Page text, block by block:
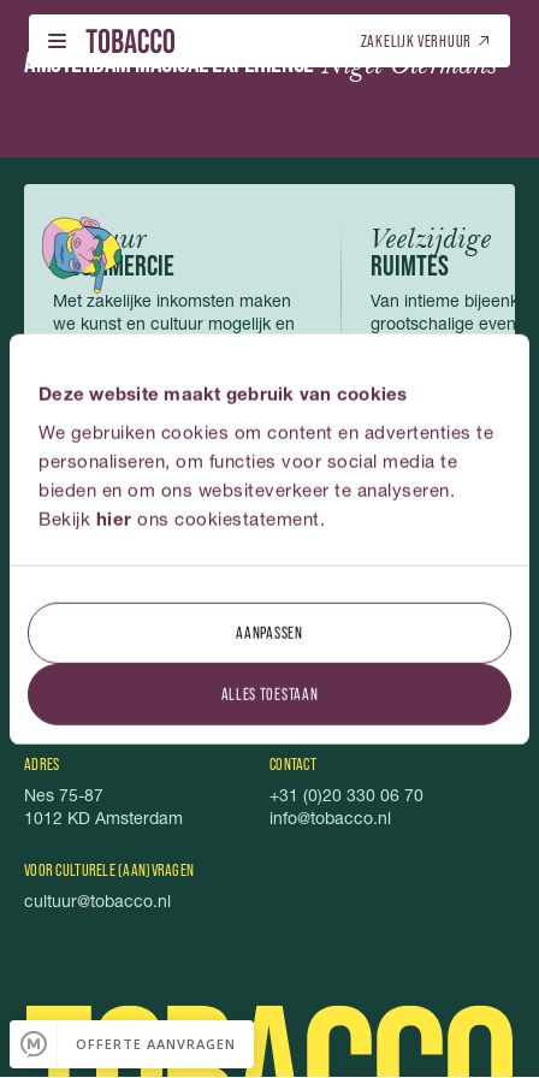
Deze website maakt gebruik van cookies
We gebruiken cookies om content en advertenties te
personaliseren, om functies voor social media te
bieden en om ons websiteverkeer te analyseren.
Bekijk hier ons cookiestatement.
ALLES TOESTAAN
AANPASSEN
ZAKELIJK VERHUUR
PROGRAMMA – TICKETS
LOCATIEVERHUUR
04 OVER ONS
05 CONTACT
CONTACT
NEDERLANDS
ENGELS (EN)
ZA 22 AUG.
AMSTERDAM MAGICAL EXPERIENCE-Nigel Otermans
Cultuur
& COMMERCIE
Met zakelijke inkomsten maken
we kunst en cultuur mogelijk en
Veelzijdige
RUIMTES
Van intieme
grootschalige events,
Planjeeventbij
TOBACCO.
Over ons
Vacatures
TOBACCO Magazine
Foodbook
ADRES
Nes 75-87
1012 KD Amsterdam
VOOR CULTURELE (AAN)VRAGEN
cultuur@tobacco.nl
Privacy
CONTACT
+31 (0)20 330 06 70
info@tobacco.nl
Nederlands